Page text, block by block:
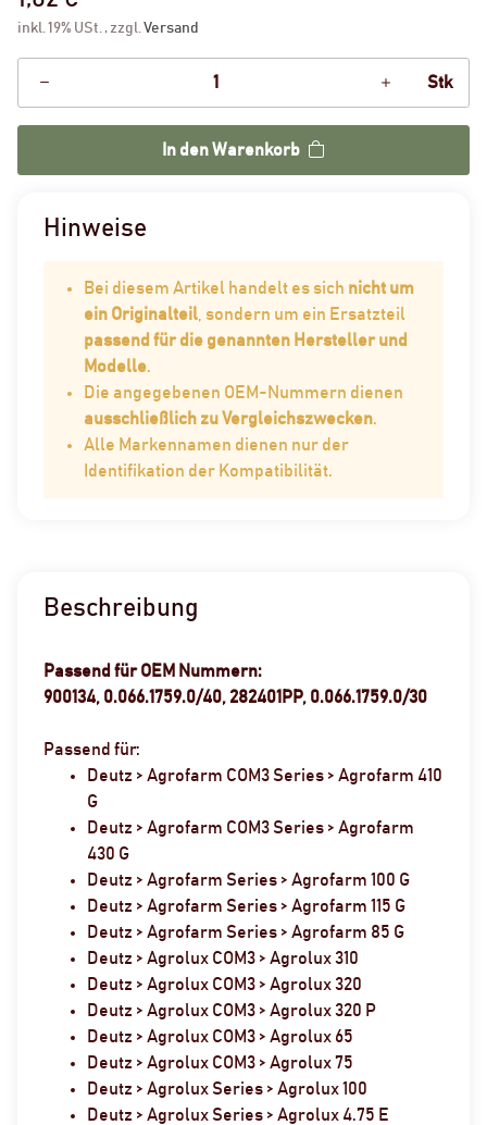
inkl. 19% USt. , zzgl.Versand
Stk
In den Warenkorb
Hinweise
Bei diesem Artikel handelt es sich nicht um
ein Originalteil , sondern um ein Ersatzteil
passend für die genannten Hersteller und
Modelle.
Die angegebenen OEM-Nummern dienen
ausschließlich zu Vergleichszwecken.
Alle Markennamen dienen nur der
Identifikation der Kompatibilität.
Beschreibung
Passend für OEM Nummern:
900134, 0.066.1759.0/40, 282401PP, 0.066.1759.0/30
Passend für:
Deutz > Agrofarm COM3 Series > Agrofarm 410
G
Deutz > Agrofarm COM3 Series > Agrofarm
430 G
Deutz > Agrofarm Series > Agrofarm 100 G
Deutz > Agrofarm Series > Agrofarm 115 G
Deutz > Agrofarm Series > Agrofarm 85 G
Deutz > Agrolux COM3 > Agrolux 310
Deutz > Agrolux COM3 > Agrolux 320
Deutz > Agrolux COM3 > Agrolux 320 P
Deutz > Agrolux COM3 > Agrolux 65
Deutz > Agrolux COM3 > Agrolux 75
Deutz > Agrolux Series > Agrolux 100
Deutz > Agrolux Series > Agrolux 4.75 E